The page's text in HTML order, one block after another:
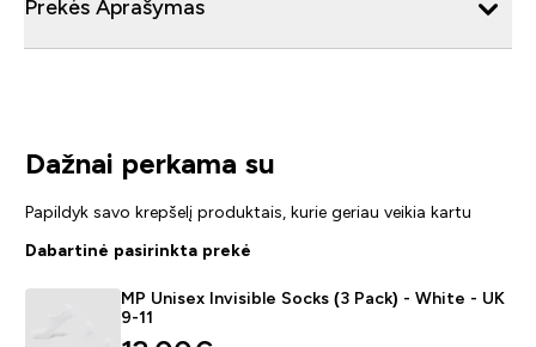
Prekės Aprašymas
Dažnai perkama su
Papildyk savo krepšelį produktais, kurie geriau veikia kartu
Dabartinė pasirinkta prekė
MP Unisex Invisible Socks (3 Pack) - White - UK
9-11